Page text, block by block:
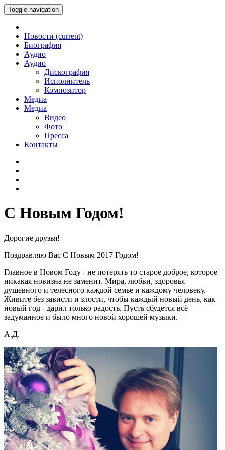
Toggle navigation
Новости (current)
Биография
Аудио
Аудио
Дискография
Исполнитель
Композитор
Медиа
Медиа
Видео
Фото
Пресса
Контакты
С Новым Годом!
Дорогие друзья!
Поздравляю Вас С Новым 2017 Годом!
Главное в Новом Году - не потерять то старое доброе, которое
никакая новизна не заменит. Мира, любви, здоровья
душевного и телесного каждой семье и каждому человеку.
Живите без зависти и злости, чтобы каждый новый день, как
новый год - дарил только радость. Пусть сбудется всё
задуманное и было много новой хорошей музыки.
А.Д.